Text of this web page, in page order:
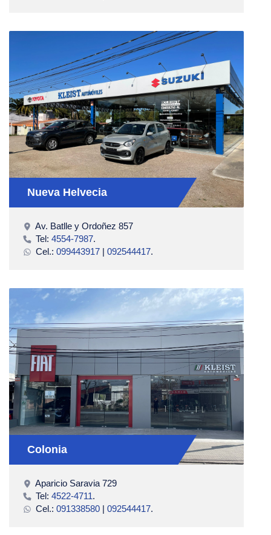
Nueva Helvecia
Av. Batlle y Ordoñez 857
Tel: 4554-7987.
Cel.: 099443917 | 092544417.
Colonia
Aparicio Saravia 729
Tel: 4522-4711.
Cel.: 091338580 | 092544417.